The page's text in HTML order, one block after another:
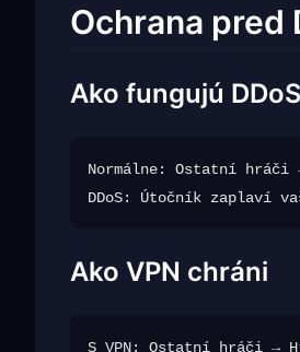
Ochrana pred
Ako fungujú
Normálne: Ostatní hráči
Ako VPN chráni
S VPN: Ostatní hráči →